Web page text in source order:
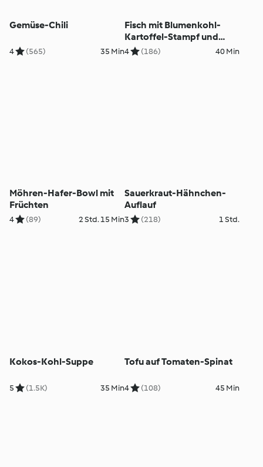
Gemüse-Chili
4 (565) 35 Min
Fisch mit Blumenkohl-
Kartoffel-Stampf und
Gemüse
4 (186) 40 Min
Möhren-Hafer-Bowl mit
Früchten
4 (89) 2 Std. 15 Min
Sauerkraut-Hähnchen-
Auflauf
3 (218) 1 Std.
Kokos-Kohl-Suppe
5 (1.5K) 35 Min
Tofu auf Tomaten-Spinat
4 (108) 45 Min